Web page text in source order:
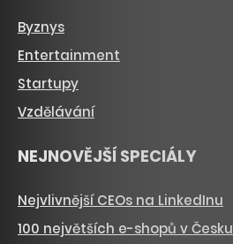
Byznys
Entertainment
Startupy
Vzdělávání
NEJNOVĚJŠÍ SPECIÁLY
Nejvlivnější CEOs na LinkedInu
100 největších e-shopů v Česku